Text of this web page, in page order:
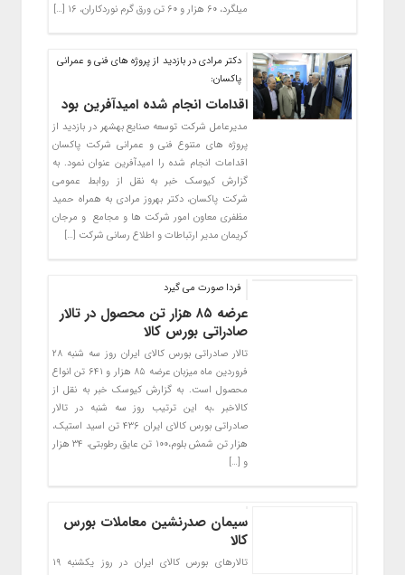
میلگرد، ۶۰ هزار و ۶۰ تن ورق گرم نوردکاران، ۱۶ […]
دکتر مرادی در بازدید از پروژه های فنی و عمرانی
پاکسان:
اقدامات انجام شده امیدآفرین بود
مدیرعامل شرکت توسعه صنایع بهشهر در بازدید از
پروژه های متنوع فنی و عمرانی شرکت پاکسان
اقدامات انجام شده را امیدآفرین عنوان نمود. به
گزارش کیوسک خبر به نقل از روابط عمومی
شرکت پاکسان، دکتر بهروز مرادی به همراه حمید
مظفری معاون امور شرکت ها و مجامع و مرجان
کریمان مدیر ارتباطات و اطلاع رسانی شرکت […]
فردا صورت می گیرد
عرضه ۸۵ هزار تن محصول در تالار
صادراتی بورس کالا
تالار صادراتی بورس کالای ایران روز سه شنبه ۲۸
فروردین ماه میزبان عرضه ۸۵ هزار و ۶۴۱ تن انواع
محصول است. به گزارش کیوسک خبر به نقل از
کالاخبر ،به این ترتیب روز سه شنبه در تالار
صادراتی بورس کالای ایران ۴۳۶ تن اسید استیک،
هزار تن شمش بلوم،۱۰۰ تن عایق رطوبتی، ۳۴ هزار
و […]
سیمان صدرنشین معاملات بورس
کالا
تالارهای بورس کالای ایران در روز یکشنبه ۱۹